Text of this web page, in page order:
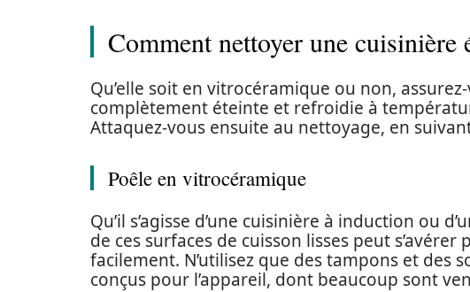
Comment nettoyer une cuisinière
Qu’elle soit en vitrocéramique ou non,
complètement éteinte et refroidie à
Attaquez-vous ensuite au nettoyage, en
Poêle en vitrocéramique
Qu’il s’agisse d’une cuisinière à induction ou
de ces surfaces de cuisson lisses peut
facilement. N’utilisez que des tampons et des
conçus pour l’appareil, dont beaucoup sont